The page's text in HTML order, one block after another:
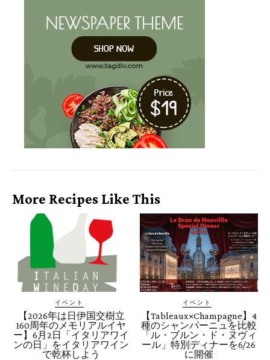
More Recipes Like This
イベント
【2026年は日伊国交樹立
160周年のメモリアルイヤ
ー】6月2日「イタリアワイ
ンの日」をイタリアワイン
で乾杯しよう
イベント
【Tableaux×Champagne】4
種のシャンパーニュを比較
「ル・ブルン・ド・ヌヴィ
ール」特別ディナーを6/26
に開催